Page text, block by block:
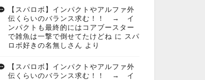
【スパロボ】インパクトやアルファ外
伝くらいのバランス求む！！ → イ
ンパクトも最終的にはコアブースター
で雑魚は一撃で倒せてたけどね に
スパ
ロボ好きの名無しさん より
【スパロボ】インパクトやアルファ外
伝くらいのバランス求む！！ → イ